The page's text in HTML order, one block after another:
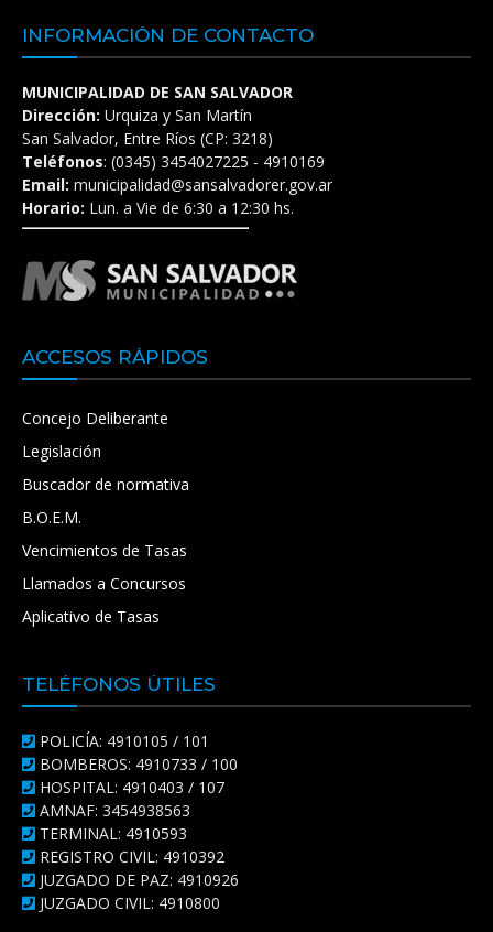
INFORMACIÓN DE CONTACTO
MUNICIPALIDAD DE SAN SALVADOR
Dirección: Urquiza y San Martín
San Salvador, Entre Ríos (CP: 3218)
Teléfonos: (0345) 3454027225 - 4910169
Email: municipalidad@sansalvadorer.gov.ar
Horario: Lun. a Vie de 6:30 a 12:30 hs.
ACCESOS RÁPIDOS
Concejo Deliberante
Legislación
Buscador de normativa
B.O.E.M.
Vencimientos de Tasas
Llamados a Concursos
Aplicativo de Tasas
TELÉFONOS ÚTILES
POLICÍA: 4910105 / 101
BOMBEROS: 4910733 / 100
HOSPITAL: 4910403 / 107
AMNAF: 3454938563
TERMINAL: 4910593
REGISTRO CIVIL: 4910392
JUZGADO DE PAZ: 4910926
JUZGADO CIVIL: 4910800